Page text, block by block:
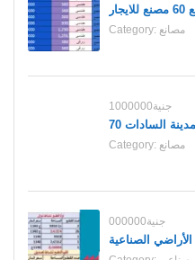
Category: مصانع
1000000جنية
السادات
Category: مصانع
000000جنية
الصناعية